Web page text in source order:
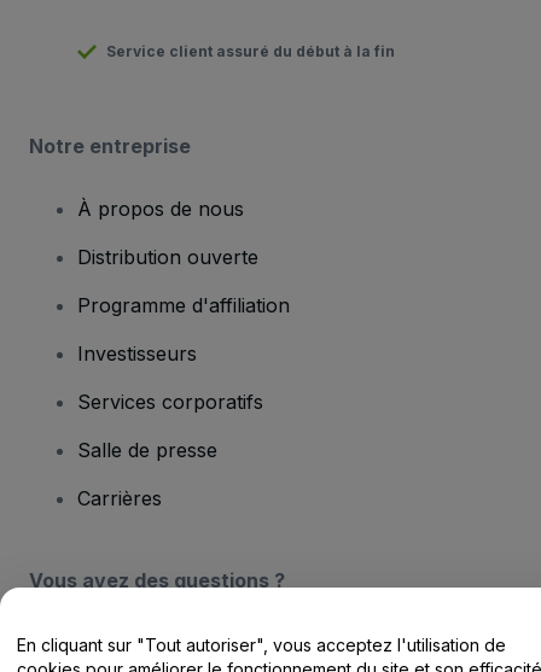
Service client assuré du début à la fin
Notre entreprise
À propos de nous
Distribution ouverte
Programme d'affiliation
Investisseurs
Services corporatifs
Salle de presse
Carrières
Vous avez des questions ?
Centre d'assistance / Nous contacter
En cliquant sur "Tout autoriser", vous acceptez l'utilisation de